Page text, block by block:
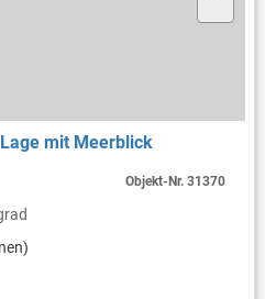
mit Meerblick
Objekt-Nr.31370